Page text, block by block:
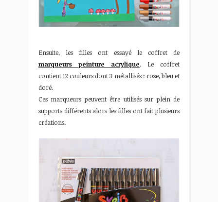
Ensuite, les filles ont essayé le coffret de
marqueurs peinture acrylique. Le coffret
contient 12 couleurs dont 3 métallisés : rose, bleu et
doré.
Ces marqueurs peuvent être utilisés sur plein de
supports différents alors les filles ont fait plusieurs
créations.